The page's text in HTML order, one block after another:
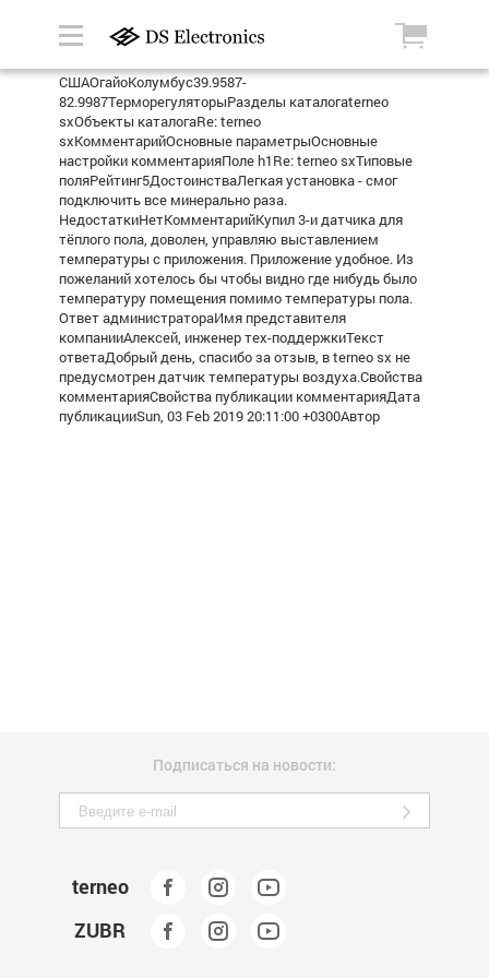
СШАОгайоКолумбус39.9587-
82.9987ТерморегуляторыРазделы каталогаterneo
sxОбъекты каталогаRe: terneo
sxКомментарийОсновные параметрыОсновные
настройки комментарияПоле h1Re: terneo sxТиповые
поляРейтинг5ДостоинстваЛегкая установка - смог
подключить все минерально раза.
НедостаткиНетКомментарийКупил 3-и датчика для
тёплого пола, доволен, управляю выставлением
температуры с приложения. Приложение удобное. Из
пожеланий хотелось бы чтобы видно где нибудь было
температуру помещения помимо температуры пола.
Ответ администратораИмя представителя
компанииАлексей, инженер тех-поддержкиТекст
ответаДобрый день, спасибо за отзыв, в terneo sx не
предусмотрен датчик температуры воздуха.Свойства
комментарияСвойства публикации комментарияДата
публикацииSun, 03 Feb 2019 20:11:00 +0300Автор
Подписаться на новости:
terneo
ZUBR